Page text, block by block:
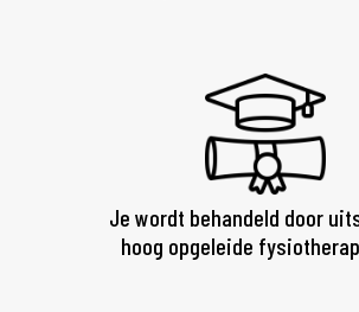
Je wordt behandeld door
hoog opgeleide